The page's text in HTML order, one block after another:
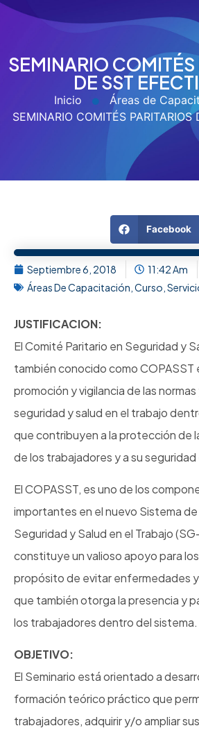
SEMINARIO COMITÉS
DE SST
Inicio
Áreas de
SEMINARIO COMITÉS PARITARIOS
Facebook
Septiembre 6, 2018
11:42 Am
Áreas De Capacitación Curso
JUSTIFICACION:
El Comité Paritario en Seguridad y
también conocido como COPASST
promoción y vigilancia de las
seguridad y salud en el trabajo
que contribuyen a la protección de
de los trabajadores y a su seguridad
El COPASST, es uno de los
importantes en el nuevo Sistema
Seguridad y Salud en el Trabajo
constituye un valioso apoyo para
propósito de evitar enfermedades
que también otorga la presencia y
los trabajadores dentro del sistema.
OBJETIVO:
El Seminario está orientado a
formación teórico práctico que
trabajadores, adquirir y/o ampliar